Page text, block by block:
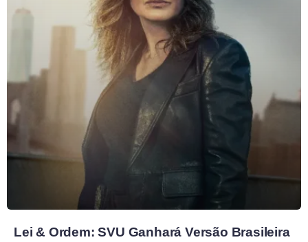
Lei & Ordem: SVU Ganhará Versão Brasileira